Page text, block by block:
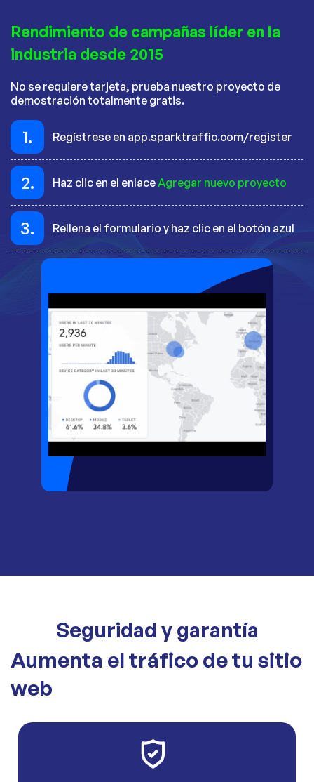
Rendimiento de campañas líder en la
industria desde 2015
No se requiere tarjeta, prueba nuestro proyecto de
demostración totalmente gratis.
1. Regístrese en app.sparktraffic.com/register
2. Haz clic en el enlaceAgregar nuevo proyecto
3. Rellena el formulario y haz clic en el botón azul
Seguridad y garantía
Aumenta el tráfico de tu sitio
web